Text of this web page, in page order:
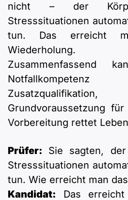
nicht – der
Stresssituationen
tun. Das erreicht
Wiederholung.
Zusammenfassend
Grundvoraussetzung
Vorbereitung rettet
Prüfer: Sie sagten,
Stresssituationen
tun. Wie erreicht man
Kandidat: Das